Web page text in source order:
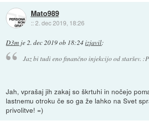
Mato989
::2. dec 2019, 18:26
D3m je 2. dec 2019 ob 18:24izjavil:
Jaz bi tudi eno finančno injekcijo od staršev. :P
Jah, vprašaj jih zakaj so škrtuhi in nočejo
lastnemu otroku če so ga že lahko na Svet
privolitve! =)